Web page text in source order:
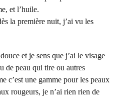
et l’huile.
la première nuit, j’ai vu les
et je sens que j’ai le visage
de peau qui tire ou autres
c’est une gamme pour les peaux
rougeurs, je n’ai rien rien de